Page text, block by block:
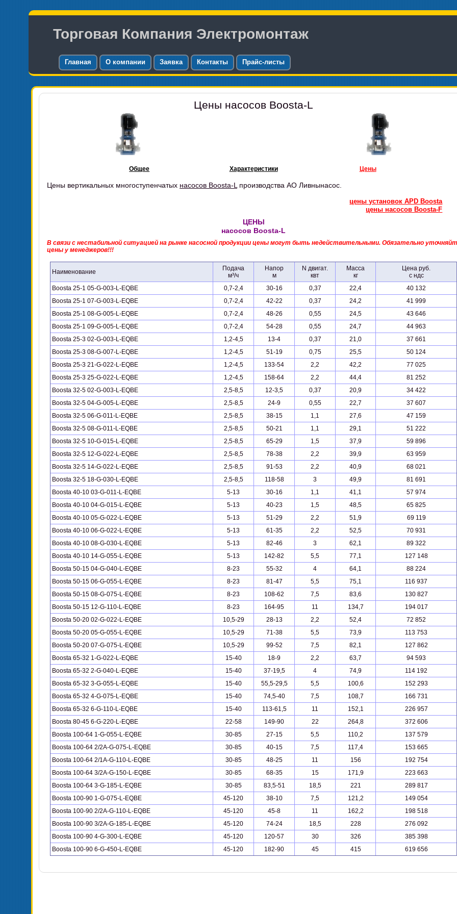
Торговая Компания Электромонтаж
Главная О компании Заявка Контакты Прайс-листы
Цены насосов Boosta-L
Общее Характеристики Цены
Цены вертикальных многоступенчатых насосов Boosta-L производства АО Ливнынасос.
цены установок APD Boosta
цены насосов Boosta-F
ЦЕНЫ
насосов Boosta-L
В связи с нестабильной ситуацией на рынке насосной продукции цены могут быть недействительными. Обязательно
цены у менеджеров!!!
Наименование
Подача
м³/ч
Напор
м
N двигат.
квт
Масса
кг
Цена руб.
с ндс
Boosta 25-1 05-G-003-L-EQBE
0,7-2,4 30-16 0,37 22,4
40 132
Boosta 25-1 07-G-003-L-EQBE
0,7-2,4 42-22 0,37 24,2
41 999
Boosta 25-1 08-G-005-L-EQBE
0,7-2,4 48-26 0,55 24,5
43 646
Boosta 25-1 09-G-005-L-EQBE
0,7-2,4 54-28 0,55 24,7
44 963
Boosta 25-3 02-G-003-L-EQBE
1,2-4,5 13-4 0,37 21,0
37 661
Boosta 25-3 08-G-007-L-EQBE
1,2-4,5 51-19 0,75 25,5
50 124
Boosta 25-3 21-G-022-L-EQBE
1,2-4,5 133-54 2,2 42,2
77 025
Boosta 25-3 25-G-022-L-EQBE
1,2-4,5 158-64 2,2 44,4
81 252
Boosta 32-5 02-G-003-L-EQBE
2,5-8,5 12-3,5 0,37 20,9
34 422
Boosta 32-5 04-G-005-L-EQBE
2,5-8,5 24-9 0,55 22,7
37 607
Boosta 32-5 06-G-011-L-EQBE
2,5-8,5 38-15 1,1 27,6
47 159
Boosta 32-5 08-G-011-L-EQBE
2,5-8,5 50-21 1,1 29,1
51 222
Boosta 32-5 10-G-015-L-EQBE
2,5-8,5 65-29 1,5 37,9
59 896
Boosta 32-5 12-G-022-L-EQBE
2,5-8,5 78-38 2,2 39,9
63 959
Boosta 32-5 14-G-022-L-EQBE
2,5-8,5 91-53 2,2 40,9
68 021
Boosta 32-5 18-G-030-L-EQBE
2,5-8,5 118-58 3 49,9
81 691
Boosta 40-10 03-G-011-L-EQBE
5-13 30-16 1,1 41,1
57 974
Boosta 40-10 04-G-015-L-EQBE
5-13 40-23 1,5 48,5
65 825
Boosta 40-10 05-G-022-L-EQBE
5-13 51-29 2,2 51,9
69 119
Boosta 40-10 06-G-022-L-EQBE
5-13 61-35 2,2 52,5
70 931
Boosta 40-10 08-G-030-L-EQBE
5-13 82-46 3 62,1
89 322
Boosta 40-10 14-G-055-L-EQBE
5-13 142-82 5,5 77,1
127 148
Boosta 50-15 04-G-040-L-EQBE
8-23 55-32 4 64,1
88 224
Boosta 50-15 06-G-055-L-EQBE
8-23 81-47 5,5 75,1
116 937
Boosta 50-15 08-G-075-L-EQBE
8-23 108-62 7,5 83,6
130 827
Boosta 50-15 12-G-110-L-EQBE
8-23 164-95 11 134,7
194 017
Boosta 50-20 02-G-022-L-EQBE
10,5-29 28-13 2,2 52,4
72 852
Boosta 50-20 05-G-055-L-EQBE
10,5-29 71-38 5,5 73,9
113 753
Boosta 50-20 07-G-075-L-EQBE
10,5-29 99-52 7,5 82,1
127 862
Boosta 65-32 1-G-022-L-EQBE
15-40 18-9 2,2 63,7
94 593
Boosta 65-32 2-G-040-L-EQBE
15-40 37-19,5 4 74,9
114 192
Boosta 65-32 3-G-055-L-EQBE
15-40 55,5-29,5 5,5 100,6
152 293
Boosta 65-32 4-G-075-L-EQBE
15-40 74,5-40 7,5 108,7
166 731
Boosta 65-32 6-G-110-L-EQBE
15-40 113-61,5 11 152,1
226 957
Boosta 80-45 6-G-220-L-EQBE
22-58 149-90 22 264,8
372 606
Boosta 100-64 1-G-055-L-EQBE
30-85 27-15 5,5 110,2
137 579
Boosta 100-64 2/2A-G-075-L-EQBE
30-85 40-15 7,5 117,4
153 665
Boosta 100-64 2/1A-G-110-L-EQBE
30-85 48-25 11 156
192 754
Boosta 100-64 3/2A-G-150-L-EQBE
30-85 68-35 15 171,9
223 663
Boosta 100-64 3-G-185-L-EQBE
30-85 83,5-51 18,5 221
289 817
Boosta 100-90 1-G-075-L-EQBE
45-120 38-10 7,5 121,2
149 054
Boosta 100-90 2/2A-G-110-L-EQBE
45-120 45-8 11 162,2
198 518
Boosta 100-90 3/2A-G-185-L-EQBE
45-120 74-24 18,5 228
276 092
Boosta 100-90 4-G-300-L-EQBE
45-120 120-57 30 326
385 398
Boosta 100-90 6-G-450-L-EQBE
45-120 182-90 45 415 619 656